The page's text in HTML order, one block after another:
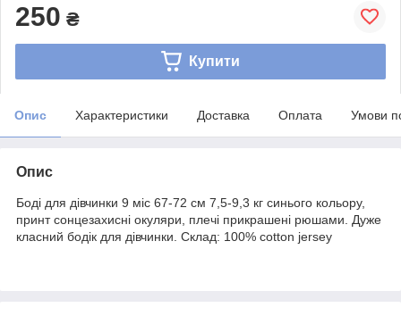
250 ₴
Купити
Опис Характеристики Доставка Оплата Умови
Опис
Боді для дівчинки 9 міс 67-72 см 7,5-9,3 кг синього кольору,
принт сонцезахисні окуляри, плечі прикрашені рюшами. Дуже
класний бодік для дівчинки. Склад: 100% cotton jersey